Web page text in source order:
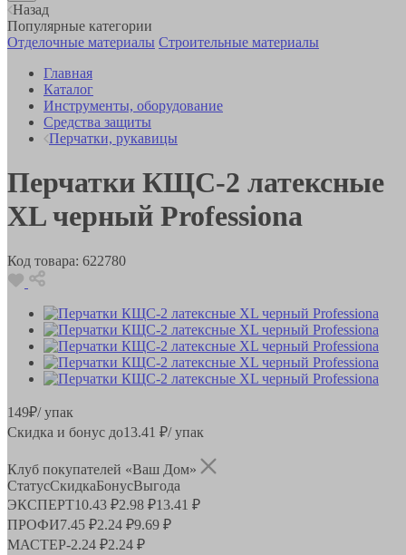
Назад
Популярные категории
Отделочные материалы Строительные материалы
Главная
Каталог
Инструменты, оборудование
Средства защиты
Перчатки, рукавицы
Перчатки КЩС-2 латексные
XL черный Professiona
Код товара: 622780
149₽/ упак
Скидка и бонус до13.41 ₽/ упак
Клуб покупателей «Ваш Дом»
СтатусСкидкаБонусВыгода
ЭКСПЕРТ10.43 ₽2.98 ₽13.41 ₽
ПРОФИ7.45 ₽2.24 ₽9.69 ₽
МАСТЕР-2.24 ₽2.24 ₽